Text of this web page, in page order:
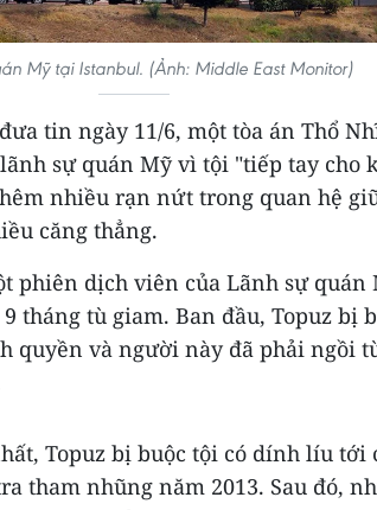
Mỹ tại Istanbul. (Ảnh: Middle East Monitor)
tin ngày 11/6, một tòa án Thổ
sự quán Mỹ vì tội "tiếp tay cho
nhiều rạn nứt trong quan hệ
căng thẳng.
phiên dịch viên của Lãnh sự quán
tháng tù giam. Ban đầu, Topuz bị
quyền và người này đã phải ngồi
Topuz bị buộc tội có dính líu tới
tham nhũng năm 2013. Sau đó,